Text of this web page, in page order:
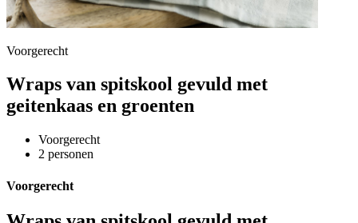
Voorgerecht
Wraps van spitskool gevuld met
geitenkaas en groenten
Voorgerecht
2 personen
Voorgerecht